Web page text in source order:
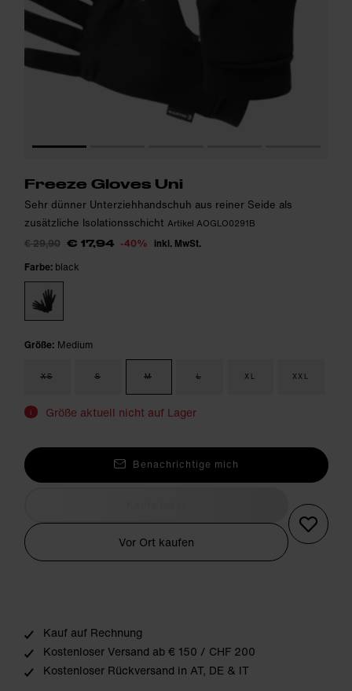
Freeze Gloves Uni
Sehr dünner Unterziehhandschuh aus reiner Seide als
zusätzliche Isolationsschicht Artikel AOGLO0291B
€ 29,90 € 17,94 -40% inkl. MwSt.
Farbe: black
Größe: Medium
XS S M L XL XXL
i Größe aktuell nicht auf Lager
Benachrichtige mich
Vor Ort kaufen
Kauf auf Rechnung
Kostenloser Versand ab € 150 / CHF 200
Kostenloser Rückversand in AT, DE & IT